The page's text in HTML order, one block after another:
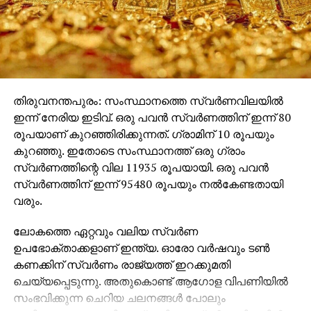
ഫലവത്തായില്ല എന്ന കണക്കുകൂട്ടലിലാണ് സമിതി.
ജയസാധ്യതയുള്ള മണ്ഡലങ്ങള്‍ തെരഞ്ഞെടുത്ത്
വന്‍തോതിലുള്ള പ്രചാരണങ്ങള്‍ക്കാണ് ദേശീയ
നേതൃത്വം ഒരുങ്ങുന്നത്. പശ്ചിമബംഗാളില്‍ ഇത്
നേരത്തെ തന്നെ ആരംഭിച്ചിട്ടുണ്ട്.
ഭുവനേശ്വറില്‍ പ്രധാനമന്ത്രിയുടെ റോഡ് ഷോയ്ക്ക്
ശേഷമാണ് നിര്‍വാഹക സമിതി ആരംഭിച്ചത്.
കേന്ദ്രമന്ത്രിമാര്‍, യു.പി മുഖ്യമന്ത്രി യോഗി
ആദിത്യനാഥ് അടക്കം 13 ബി.ജെ.പി മുഖ്യമന്ത്രിമാര്‍
തുടങ്ങിയവര്‍ സമിതിയില്‍ പങ്കെടുത്തു. പ്രധാനമന്ത്രി
നരേന്ദ്രമോദിക്കും അമിത്ഷായ്ക്കും ഒപ്പം യോഗിയുടെ
ചിത്രവും സ്റ്റേജിലെ പശ്ചാത്തലത്തില്‍
ഇലക്ട്രോണിക് വോട്ടിങ് യന്ത്രങ്ങള്‍ക്കെതിരെ
പ്രതിപക്ഷം ഉന്നയിച്ച പരാതികളും സമിതി ചര്‍ച്ച
ചെയ്തു. ഓരോ തെരഞ്ഞെടുപ്പിനു ശേഷവും
പ്രതിപക്ഷം ഓരോ പ്രശ്‌നങ്ങള്‍ ഉയര്‍ത്തുകയാണെന്ന്
യോഗത്തില്‍ മോദി പറഞ്ഞു. ഡല്‍ഹി തെരഞ്ഞെടുപ്പിന്
തിരുവനന്തപുരം: സംസ്ഥാനത്തെ സ്വര്‍ണവിലയില്‍
ഇന്ന് നേരിയ ഇടിവ്. ഒരു പവന്‍ സ്വര്‍ണത്തിന് ഇന്ന് 80
രൂപയാണ് കുറഞ്ഞിരിക്കുന്നത്. ഗ്രാമിന് 10 രൂപയും
കുറഞ്ഞു. ഇതോടെ സംസ്ഥാനത്ത് ഒരു ഗ്രാം
സ്വര്‍ണത്തിന്റെ വില 11935 രൂപയായി. ഒരു പവന്‍
സ്വര്‍ണത്തിന് ഇന്ന് 95480 രൂപയും നല്‍കേണ്ടതായി
വരും.
ലോകത്തെ ഏറ്റവും വലിയ സ്വര്‍ണ
ഉപഭോക്താക്കളാണ് ഇന്ത്യ. ഓരോ വര്‍ഷവും ടണ്‍
കണക്കിന് സ്വര്‍ണം രാജ്യത്ത് ഇറക്കുമതി
ചെയ്യപ്പെടുന്നു. അതുകൊണ്ട് ആഗോള വിപണിയില്‍
സംഭവിക്കുന്ന ചെറിയ ചലനങ്ങള്‍ പോലും